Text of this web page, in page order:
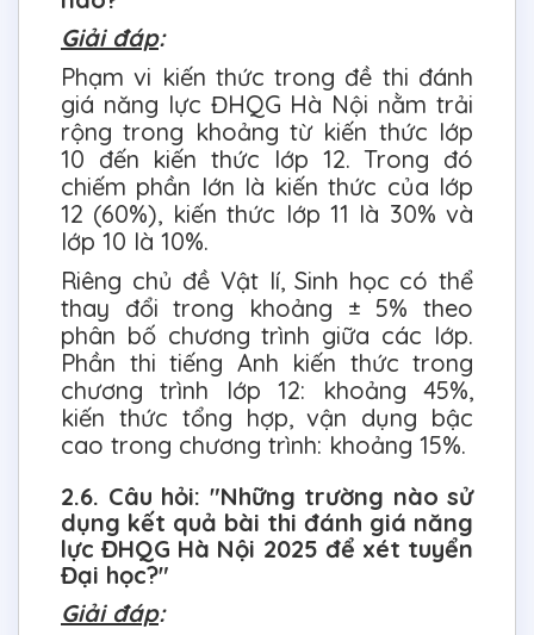
Giải đáp:
Phạm vi kiến thức trong đề thi đánh
giá năng lực ĐHQG Hà Nội nằm trải
rộng trong khoảng từ kiến thức lớp
10 đến kiến thức lớp 12. Trong đó
chiếm phần lớn là kiến thức của lớp
12 (60%), kiến thức lớp 11 là 30% và
lớp 10 là 10%.
Riêng chủ đề Vật lí, Sinh học có thể
thay đổi trong khoảng ± 5% theo
phân bố chương trình giữa các lớp.
Phần thi tiếng Anh kiến thức trong
chương trình lớp 12: khoảng 45%,
kiến thức tổng hợp, vận dụng bậc
cao trong chương trình: khoảng 15%.
2.6. Câu hỏi: "Những trường nào sử
dụng kết quả bài thi đánh giá năng
lực ĐHQG Hà Nội 2025 để xét tuyển
Đại học?"
Giải đáp: